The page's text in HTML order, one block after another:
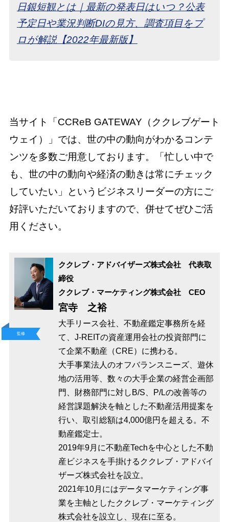
日銀短観とは｜最新の発表日はいつ？公表
予定日や業況判断DIの見方、調査項目をプ
ロが解説【2022年最新版】
当サイト「CCReB GATEWAY（ククレブゲート
ウェイ）」では、世の中の動向がわかるコンテ
ンツを多数ご用意しております。「忙しい中で
も、世の中の動向や経済の動きは常にチェック
していたい」というビジネスリーダーの方にご
好評いただいておりますので、併せてぜひご活
用ください。
監修
ククレブ・アドバイザーズ株式会社 代表取
締役
ククレブ・マーケティング株式会社 CEO
宮寺 之裕
大手リース会社、不動産鑑定事務所を経
て、J-REITの資産運用会社の投資部門に
て企業不動産（CRE）に携わる。
大手事業法人のオフバランスニーズ、遊休
地の活用等、数々の大手企業の経営企画部
門、財務部門に対しB/S、P/Lの改善等の
経営課題解決を軸とした不動産活用提案を
行い、取引総額は4,000億円を超える。不
動産鑑定士。
2019年9月に不動産Techを中心とした不動
産ビジネスを手掛けるククレブ・アドバイ
ザーズ株式会社を設立。
2021年10月にはデータマーケティング事
業を主軸としたククレブ・マーケティング
株式会社を設立し、現在に至る。